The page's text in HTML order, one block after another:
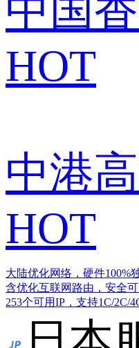
中国
HOT
中港
HOT
大陆优化网络，硬件100%
含优化互联网路由，安全可
253个可用IP，支持1C/2C/